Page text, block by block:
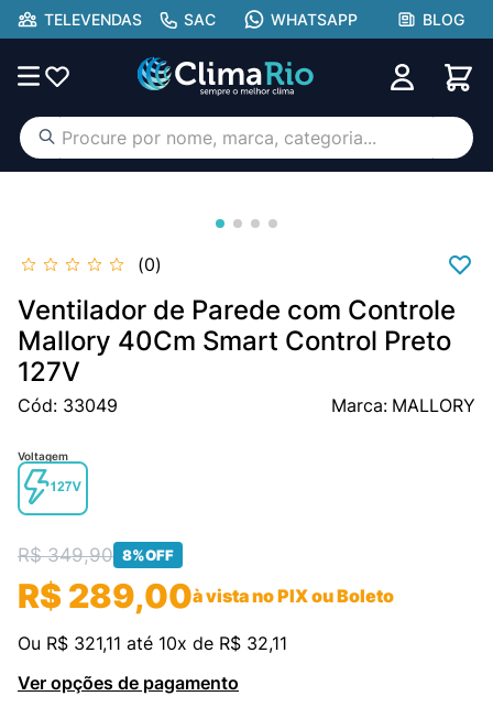
TELEVENDAS SAC WHATSAPP BLOG
Procure por nome, marca, categoria...
0
Ventilador de Parede com Controle
Mallory 40Cm Smart Control Preto
127V
Cód: 33049 MALLORY
Voltagem
R$ 349,90 8%OFF
R$289,00à vista no PIX ou Boleto
Ou R$ 321,11 até 10x de R$ 32,11
Ver opções de pagamento
2º aufit
lg
4º hisense portátil
5 º tcl
6º hisense
7º
8º gree
10º freezer